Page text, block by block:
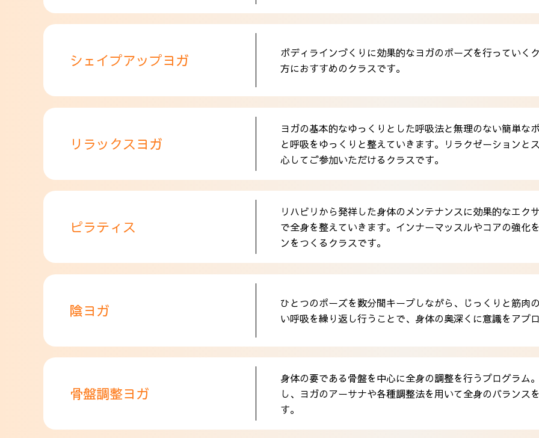
シェイプアップヨガ
ボディラインづくりに効果的なヨガのポーズを行っていく
方におすすめのクラスです。
リラックスヨガ
ヨガの基本的なゆっくりとした呼吸法と無理のない簡単な
と呼吸をゆっくりと整えていきます。リラクゼーションと
心してご参加いただけるクラスです。
ピラティス
リハビリから発祥した身体のメンテナンスに効果的なエク
で全身を整えていきます。インナーマッスルやコアの強化
ンをつくるクラスです。
陰ヨガ
ひとつのポーズを数分間キープしながら、じっくりと筋肉
い呼吸を繰り返し行うことで、身体の奥深くに意識をアプ
骨盤調整ヨガ
身体の要である骨盤を中心に全身の調整を行うプログラム
し、ヨガのアーサナや各種調整法を用いて全身のバランス
す。